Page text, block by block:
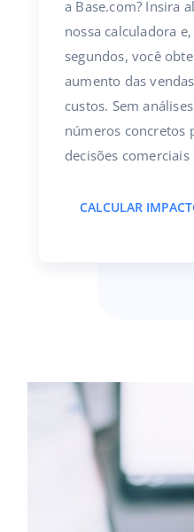
a Base.com? Insira
nossa calculadora
segundos, você
aumento das
custos. Sem
números concretos
decisões
CALCULAR